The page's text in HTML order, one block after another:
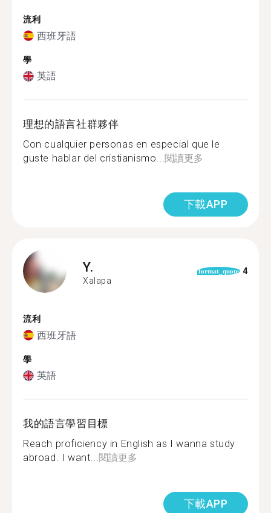
流利
西班牙語
學
英語
理想的語言社群夥伴
Con cualquier personas en especial que le
guste hablar del cristianismo...閱讀更多
下載APP
Y.
Xalapa
format_quote 4
流利
西班牙語
學
英語
我的語言學習目標
Reach proficiency in English as I wanna study
abroad. I want...閱讀更多
下載APP